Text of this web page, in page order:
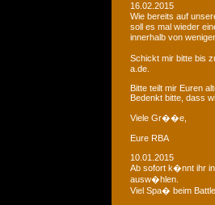
16.02.2015
Wie bereits auf
soll es mal wieder
innerhalb von
Schickt mir bitte bis
a.de.
Bitte teilt mir Euren
Bedenkt bitte, dass
Viele Gr��e,
Eure RBA
10.01.2015
Ab sofort k�nnt ihr
ausw�hlen.
Viel Spa� beim